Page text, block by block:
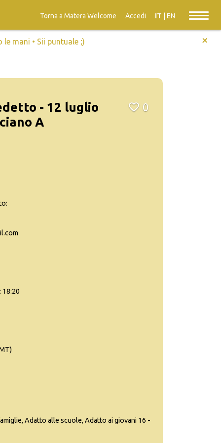
Torna a Matera Welcome Accedi IT EN
le mani • Sii puntuale ;) +
- 12 luglio
A
0
18:20
Adatto alle scuole, Adatto ai giovani 16 -